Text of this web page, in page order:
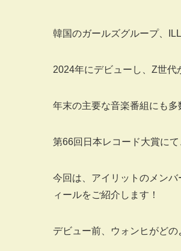
韓国のガールズグループ、
2024年にデビューし、Z世代
年末の主要な音楽番組にも多
第66回日本レコード大賞に
今回は、アイリットのメン
ィールをご紹介します！
デビュー前、ウォンヒがど